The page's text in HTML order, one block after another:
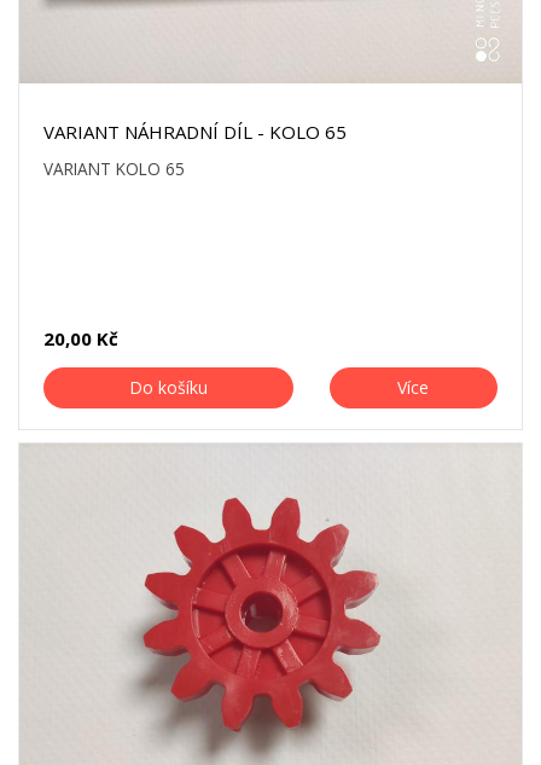
VARIANT NÁHRADNÍ DÍL - KOLO 65
VARIANT KOLO 65
20,00 Kč
Do košíku Více